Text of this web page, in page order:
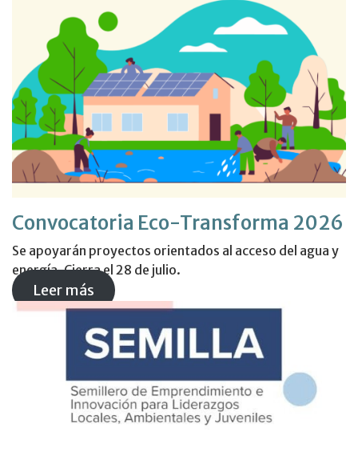
Convocatoria Eco-Transforma 2026
Se apoyarán proyectos orientados al acceso del agua y
energía. Cierra el 28 de julio.
Leer más